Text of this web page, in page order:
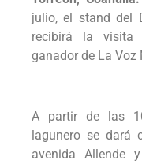
julio, el stand del
recibirá la visita
ganador de La Voz
A partir de las
lagunero se dará
avenida Allende